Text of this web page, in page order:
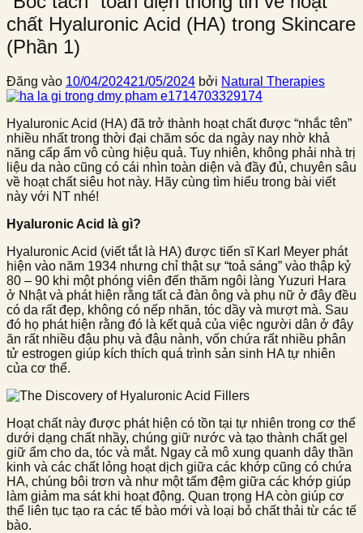
chất Hyaluronic Acid (HA) trong Skincare
(Phần 1)
Đăng vào 10/04/202421/05/2024 bởi Natural Therapies
Hyaluronic Acid (HA) đã trở thành hoạt chất được “nhắc tên”
nhiều nhất trong thời đại chăm sóc da ngày nay nhờ khả
năng cấp ẩm vô cùng hiệu quả. Tuy nhiên, không phải nhà trị
liệu da nào cũng có cái nhìn toàn diện và đầy đủ, chuyên sâu
về hoạt chất siêu hot này. Hãy cùng tìm hiểu trong bài viết
này với NT nhé!
Hyaluronic Acid là gì?
Hyaluronic Acid (viết tắt là HA) được tiến sĩ Karl Meyer phát
hiện vào năm 1934 nhưng chỉ thật sự “toả sáng” vào thập kỷ
80 – 90 khi một phóng viên đến thăm ngôi làng Yuzuri Hara
ở Nhật và phát hiện rằng tất cả đàn ông và phụ nữ ở đây đều
có da rất đẹp, không có nếp nhăn, tóc dầy và mượt mà. Sau
đó họ phát hiện rằng đó là kết quả của việc người dân ở đây
ăn rất nhiều đậu phụ và đậu nành, vốn chứa rất nhiều phân
tử estrogen giúp kích thích quá trình sản sinh HA tự nhiên
của cơ thể.
Hoạt chất này được phát hiện có tồn tại tự nhiên trong cơ thể
dưới dạng chất nhầy, chúng giữ nước và tạo thành chất gel
giữ ẩm cho da, tóc và mắt. Ngay cả mô xung quanh dây thần
kinh và các chất lỏng hoạt dịch giữa các khớp cũng có chứa
HA, chúng bôi trơn và như một tấm đệm giữa các khớp giúp
làm giảm ma sát khi hoạt động. Quan trọng HA còn giúp cơ
thể liên tục tạo ra các tế bào mới và loại bỏ chất thải từ các tế
bào.